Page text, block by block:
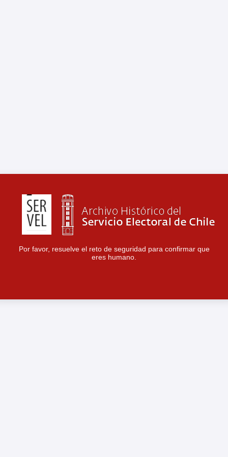
Por favor, resuelve el reto de seguridad para confirmar que
eres humano.